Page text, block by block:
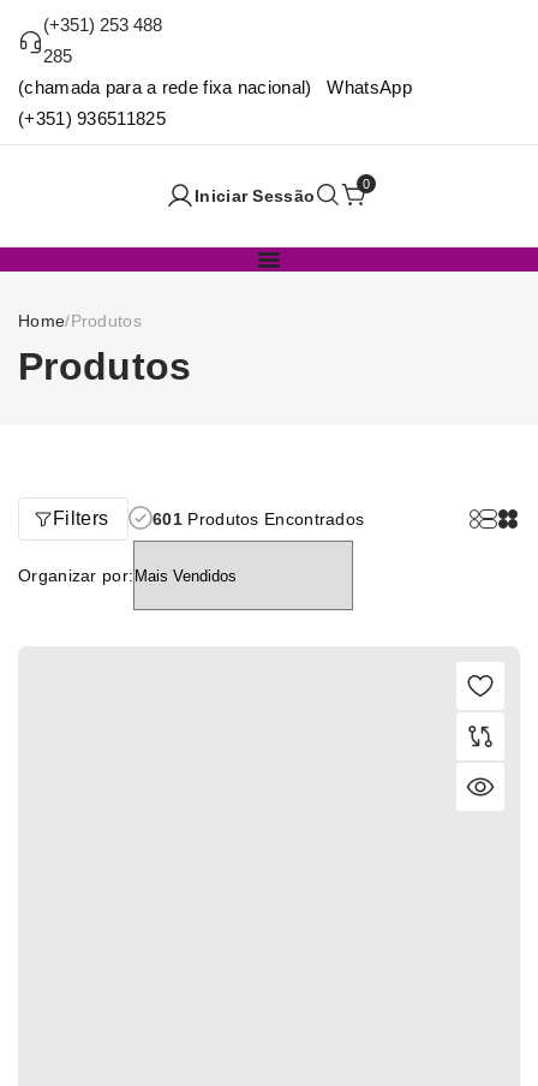
(+351) 253 488
285
(chamada para a rede fixa nacional) WhatsApp
(+351) 936511825
Iniciar Sessão
0
Home/Produtos
Produtos
Filters 601 Produtos Encontrados
Organizar por: